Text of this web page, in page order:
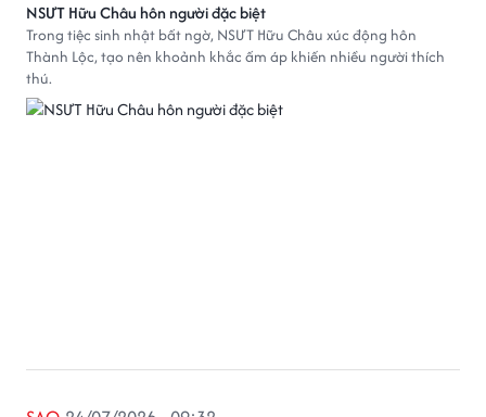
NSƯT Hữu Châu hôn người đặc biệt
Trong tiệc sinh nhật bất ngờ, NSƯT Hữu Châu xúc động hôn
Thành Lộc, tạo nên khoảnh khắc ấm áp khiến nhiều người thích
thú.